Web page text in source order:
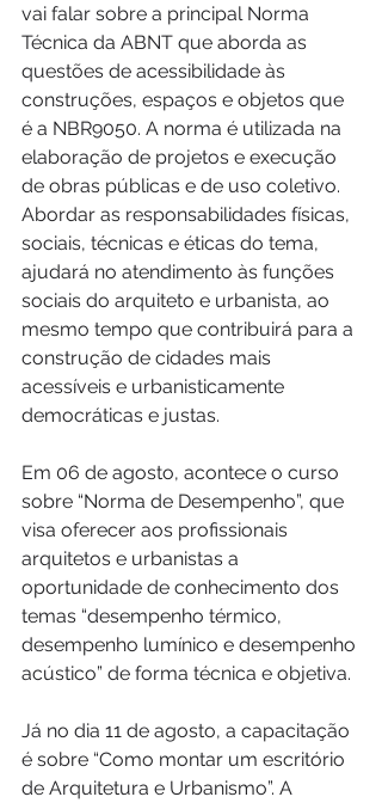
vai falar sobre a principal Norma
Técnica da ABNT que aborda as
questões de acessibilidade às
construções, espaços e objetos que
é a NBR9050. A norma é utilizada na
elaboração de projetos e execução
de obras públicas e de uso coletivo.
Abordar as responsabilidades físicas,
sociais, técnicas e éticas do tema,
ajudará no atendimento às funções
sociais do arquiteto e urbanista, ao
mesmo tempo que contribuirá para a
construção de cidades mais
acessíveis e urbanisticamente
democráticas e justas.
Em 06 de agosto, acontece o curso
sobre “Norma de Desempenho”, que
visa oferecer aos profissionais
arquitetos e urbanistas a
oportunidade de conhecimento dos
temas “desempenho térmico,
desempenho lumínico e desempenho
acústico” de forma técnica e objetiva.
Já no dia 11 de agosto, a capacitação
é sobre “Como montar um escritório
de Arquitetura e Urbanismo”. A